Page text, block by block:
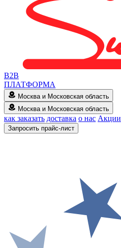
B2B
ПЛАТФОРМА
Москва и Московская область
Москва и Московская область
как заказать доставка о нас Акции
Запросить прайс-лист